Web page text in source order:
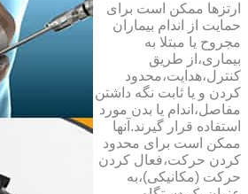
ارتزها ممکن است برای
حمایت از اندام بیماران
مجروح یا مبتلا به
بیماری،از طریق
کنترل،هدایت،محدود
کردن و یا ثابت نگه داشتن
مفاصل،اندام یا بدن مورد
استفاده قرار گیرند.آنها
ممکن است برای محدود
کردن حرکت،فعال کردن
حرکت (مکانیکی)،به